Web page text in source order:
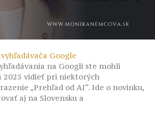
Google
na Googli ste mohli
2025 vidieť pri niektorých
„Prehľad od AI“. Ide o novinku,
aj na Slovensku a